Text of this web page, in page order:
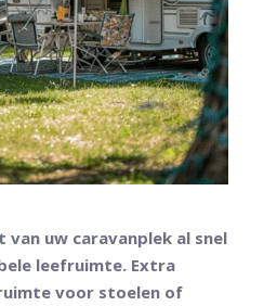
uw caravanplek al snel
leefruimte. Extra
voor stoelen of